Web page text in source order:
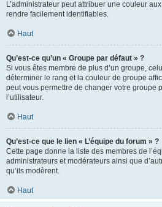
L’administrateur peut attribuer une couleur
rendre facilement identifiables.
Haut
Qu’est-ce qu’un « Groupe par défaut » ?
Si vous êtes membre de plus d’un groupe,
déterminer le rang et la couleur de groupe
peut vous permettre de changer votre groupe
l’utilisateur.
Haut
Qu’est-ce que le lien « L’équipe du forum » ?
Cette page donne la liste des membres de
administrateurs et modérateurs ainsi que
qu’ils modèrent.
Haut